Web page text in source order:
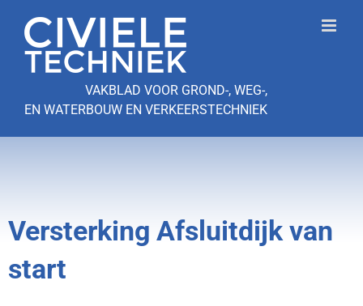
naar
inhoud
VAKBLAD VOOR GROND-, WEG-,
EN WATERBOUW EN VERKEERSTECHNIEK
Versterking Afsluitdijk van
start